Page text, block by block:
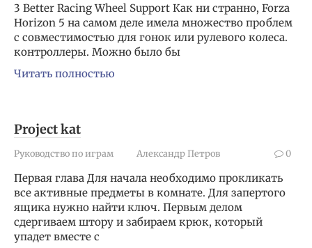
3 Better Racing Wheel Support Как ни странно, Forza
Horizon 5 на самом деле имела множество проблем
с совместимостью для гонок или рулевого колеса.
контроллеры. Можно было бы
Читать полностью
Project kat
Руководство по играм Александр Петров 0
Первая глава Для начала необходимо прокликать
все активные предметы в комнате. Для запертого
ящика нужно найти ключ. Первым делом
сдергиваем штору и забираем крюк, который
упадет вместе с